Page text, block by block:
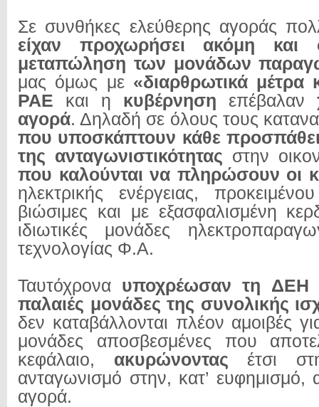
Σε συνθήκες ελεύθερης αγοράς
είχαν προχωρήσει ακόμη και
μεταπώληση των μονάδων
μας όμως με«διαρθρωτικά μέτρα
ΡΑΕ και η κυβέρνηση επέβαλαν
αγορά. Δηλαδή σε όλους τους
που υποσκάπτουν κάθε
της ανταγωνιστικότητας στην
που καλούνται να πληρώσουν οι
ηλεκτρικής ενέργειας,
βιώσιμες και με εξασφαλισμένη
ιδιωτικές μονάδες
τεχνολογίας Φ.Α.
Ταυτόχρονα υποχρέωσαν τη ΔΕΗ
παλαιές μονάδες της συνολικής
δεν καταβάλλονται πλέον αμοιβές
μονάδες αποσβεσμένες που
κεφάλαιο, ακυρώνοντας έτσι
ανταγωνισμό στην, κατ’ ευφημισμό,
αγορά.